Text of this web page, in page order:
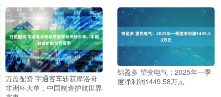
万盈配资 宇通客车斩获摩洛哥
非洲杯大单，中国制造护航世界
锦盈多 望变电气：2025年一季
度净利润1449.58万元